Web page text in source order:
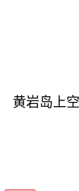
黄岩岛上